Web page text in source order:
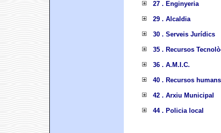
27 . Enginyeria
29 . Alcaldia
30 . Serveis Jurídics
35 . Recursos
36 . A.M.I.C.
40 . Recursos humans
42 . Arxiu Municipal
44 . Policia local